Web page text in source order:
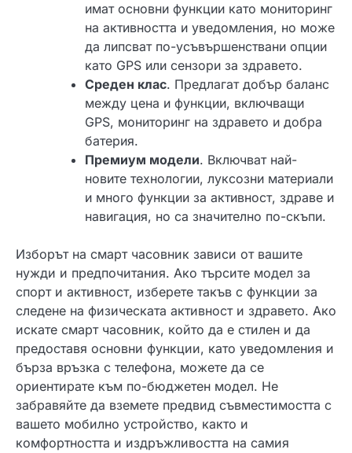
имат основни функции като мониторинг
на активността и уведомления, но може
да липсват по-усъвършенствани опции
като GPS или сензори за здравето.
Среден клас. Предлагат добър баланс
между цена и функции, включващи
GPS, мониторинг на здравето и добра
батерия.
Премиум модели. Включват най-
новите технологии, луксозни материали
и много функции за активност, здраве и
навигация, но са значително по-скъпи.
Изборът на смарт часовник зависи от вашите
нужди и предпочитания. Ако търсите модел за
спорт и активност, изберете такъв с функции за
следене на физическата активност и здравето. Ако
искате смарт часовник, който да е стилен и да
предоставя основни функции, като уведомления и
бърза връзка с телефона, можете да се
ориентирате към по-бюджетен модел. Не
забравяйте да вземете предвид съвместимостта с
вашето мобилно устройство, както и
комфортността и издръжливостта на самия